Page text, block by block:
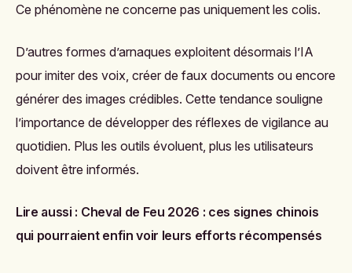
Ce phénomène ne concerne pas uniquement les colis.
D’autres formes d’arnaques exploitent désormais l’IA
pour imiter des voix, créer de faux documents ou encore
générer des images crédibles. Cette tendance souligne
l’importance de développer des réflexes de vigilance au
quotidien. Plus les outils évoluent, plus les utilisateurs
doivent être informés.
Lire aussi : Cheval de Feu 2026 : ces signes chinois
qui pourraient enfin voir leurs efforts récompensés